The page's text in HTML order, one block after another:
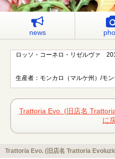
news
ロッソ・コーネロ・リゼルヴァ
生産者：モンカロ（マルケ州）/モ
Trattoria Evo. (旧店名
に
Trattoria Evo. (旧店名 Trattoria